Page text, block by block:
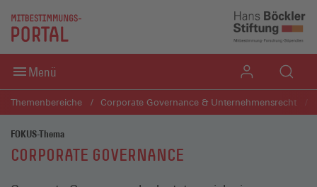
Direkt zum Inhaltsbereich
Direkt zum Fußbereich
Menü
Themenbereiche Corporate Governance & Unternehmensrecht
FOKUS-Thema
CORPORATE GOVERNANCE